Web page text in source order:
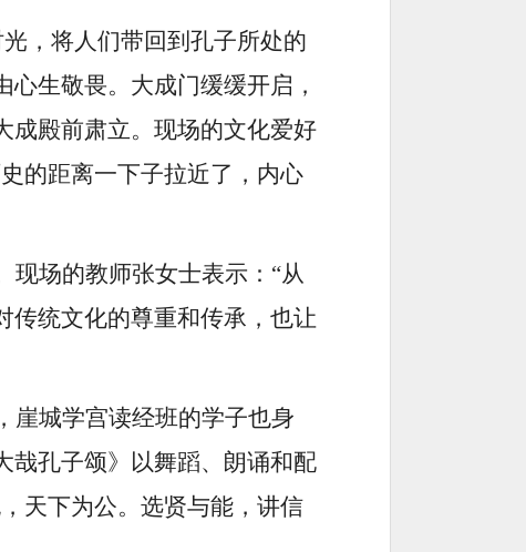
，将人们带回到孔子所处的
生敬畏。大成门缓缓开启，
成殿前肃立。现场的文化爱好
的距离一下子拉近了，内心
场的教师张女士表示： “从
传统文化的尊重和传承，也让
崖城学宫读经班的学子也身
哉孔子颂》以舞蹈、朗诵和配
天下为公。选贤与能，讲信